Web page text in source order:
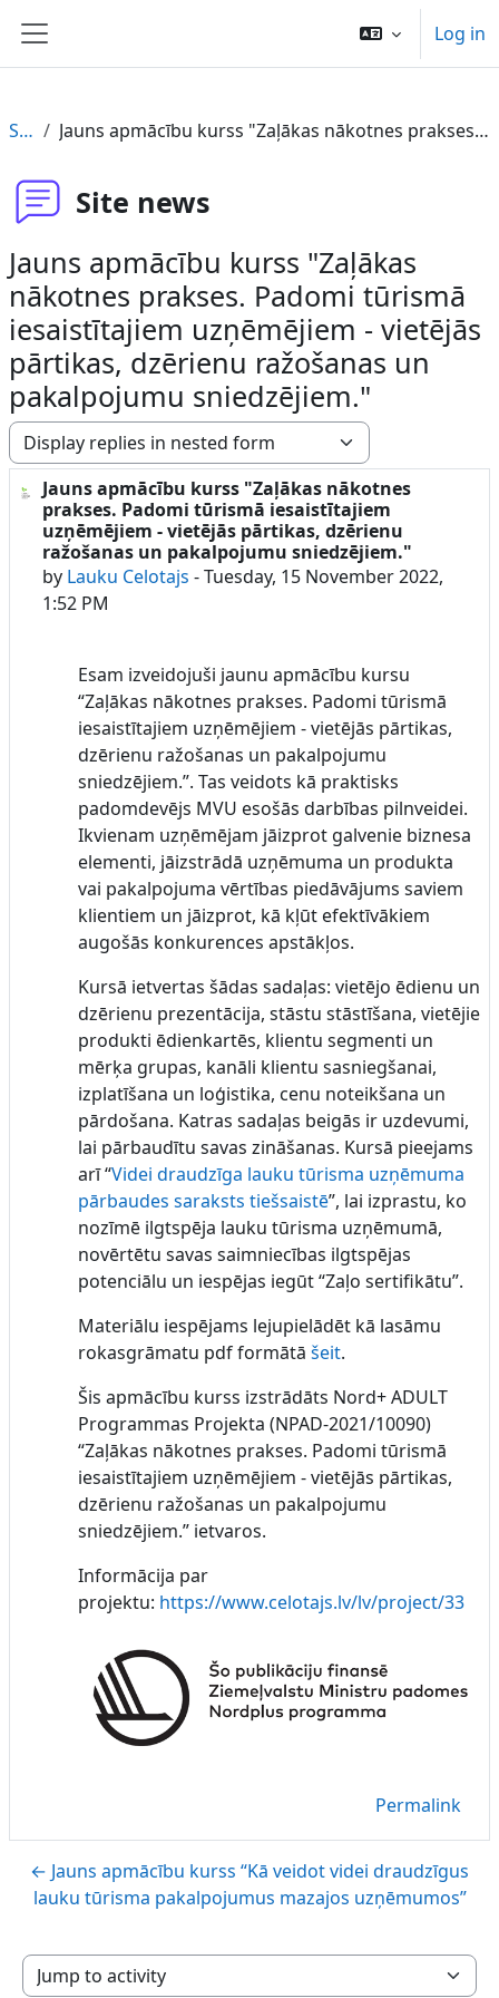
Side panel
Log in
Site news Jauns apmācību kurss "Zaļākas nākotnes prakses. Padomi tūrismā iesaistītajiem uzņēmējiem - vietējās pārtikas, dzērienu ražošanas un pakalpojumu sniedzējiem."
Site news
Jauns apmācību kurss "Zaļākas
nākotnes prakses. Padomi tūrismā
iesaistītajiem uzņēmējiem - vietējās
pārtikas, dzērienu ražošanas un
pakalpojumu sniedzējiem."
Display mode
Jauns apmācību kurss "Zaļākas nākotnes
prakses. Padomi tūrismā iesaistītajiem
uzņēmējiem - vietējās pārtikas, dzērienu
ražošanas un pakalpojumu sniedzējiem."
by Lauku Celotajs -Tuesday, 15 November 2022,
1:52 PM
Number of replies: 0
Esam izveidojuši jaunu apmācību kursu
“Zaļākas nākotnes prakses. Padomi tūrismā
iesaistītajiem uzņēmējiem - vietējās pārtikas,
dzērienu ražošanas un pakalpojumu
sniedzējiem.”. Tas veidots kā praktisks
padomdevējs MVU esošās darbības pilnveidei.
Ikvienam uzņēmējam jāizprot galvenie biznesa
elementi, jāizstrādā uzņēmuma un produkta
vai pakalpojuma vērtības piedāvājums saviem
klientiem un jāizprot, kā kļūt efektīvākiem
augošās konkurences apstākļos.
Kursā ietvertas šādas sadaļas: vietējo ēdienu un
dzērienu prezentācija, stāstu stāstīšana, vietējie
produkti ēdienkartēs, klientu segmenti un
mērķa grupas, kanāli klientu sasniegšanai,
izplatīšana un loģistika, cenu noteikšana un
pārdošana. Katras sadaļas beigās ir uzdevumi,
lai pārbaudītu savas zināšanas. Kursā pieejams
arī “Videi draudzīga lauku tūrisma uzņēmuma
pārbaudes saraksts tiešsaistē”, lai izprastu, ko
nozīmē ilgtspēja lauku tūrisma uzņēmumā,
novērtētu savas saimniecības ilgtspējas
potenciālu un iespējas iegūt “Zaļo sertifikātu”.
Materiālu iespējams lejupielādēt kā lasāmu
rokasgrāmatu pdf formātā šeit.
Šis apmācību kurss izstrādāts Nord+ ADULT
Programmas Projekta (NPAD-2021/10090)
“Zaļākas nākotnes prakses. Padomi tūrismā
iesaistītajiem uzņēmējiem - vietējās pārtikas,
dzērienu ražošanas un pakalpojumu
sniedzējiem.” ietvaros.
Informācija par
projektu: https://www.celotajs.lv/lv/project/33
Permalink
← Jauns apmācību kurss “Kā veidot videi draudzīgus
lauku tūrisma pakalpojumus mazajos uzņēmumos”
Jump to activity